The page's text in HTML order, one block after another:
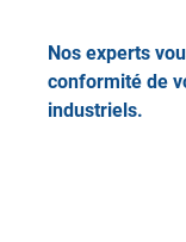
Nos experts
conformité de
industriels.